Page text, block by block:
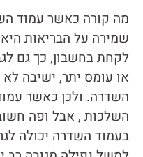
מה קורה כאשר עמוד
שמירה על הבריאות
לקחת בחשבון, כך גם
או עומס יתר, ישיבה
השדרה. ולכן כאשר
השלכות , אבל ופה
בעמוד השדרה יכולה